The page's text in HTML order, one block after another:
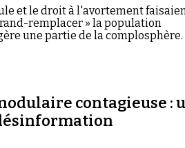
et le droit à l'avortement
remplacer » la population
une partie de la complosphère.
contagieuse :